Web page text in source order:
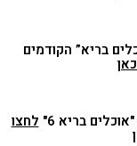
בריא” הקודמים
בריא 6" לחצו